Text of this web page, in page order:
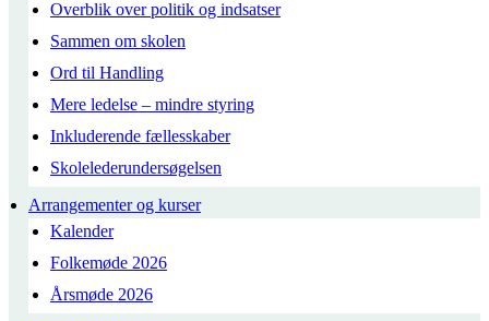
Overblik over politik og indsatser
Sammen om skolen
Ord til Handling
Mere ledelse – mindre styring
Inkluderende fællesskaber
Skolelederundersøgelsen
Arrangementer og kurser
Kalender
Folkemøde 2026
Årsmøde 2026